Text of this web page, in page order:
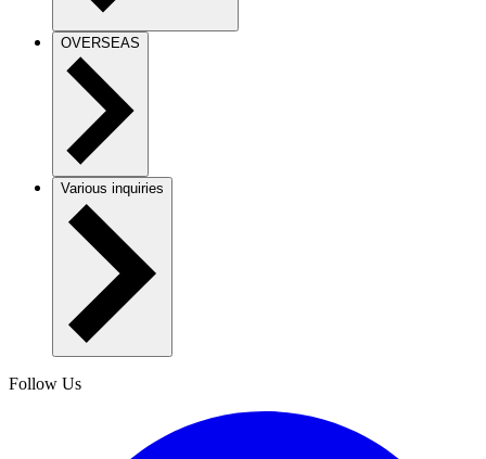
OVERSEAS
Various inquiries
Follow Us